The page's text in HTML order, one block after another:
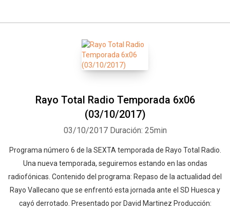
Rayo Total Radio Temporada 6x06
(03/10/2017)
03/10/2017 Duración: 25min
Programa número 6 de la SEXTA temporada de Rayo Total Radio.
Una nueva temporada, seguiremos estando en las ondas
radiofónicas. Contenido del programa: Repaso de la actualidad del
Rayo Vallecano que se enfrentó esta jornada ante el SD Huesca y
cayó derrotado. Presentado por David Martinez Producción: